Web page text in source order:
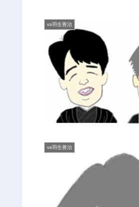
vs羽生善治
vs羽生善治